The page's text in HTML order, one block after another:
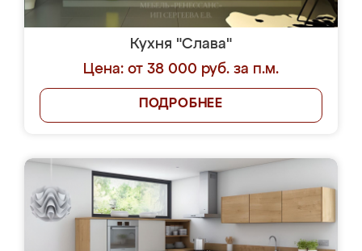
Кухня "Слава"
Цена: от 38 000 руб. за п.м.
ПОДРОБНЕЕ